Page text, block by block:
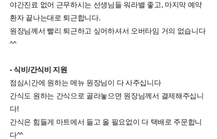
야간진료 없어 근무하시는 선생님들 워라밸 좋고, 마지막 예약
환자 끝나는대로 퇴근합니다.
원장님께서 빨리 퇴근하고 싶어하셔서 오버타임 거의 없습니다
^^
- 식비/간식비 지원
점심시간에 원하는 메뉴 원장님이 다 사주십니다
간식도 원하는 간식으로 골라놓으면 원장님께서 결제해주십니
다!
간식은 힘들게 마트에서 들고 올 필요없이 다 택배로 주문합니
다^^